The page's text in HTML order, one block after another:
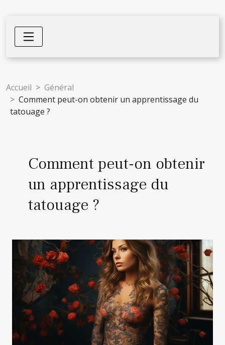
Accueil
Général
Comment peut-on obtenir un apprentissage du
tatouage ?
Comment peut-on obtenir
un apprentissage du
tatouage ?